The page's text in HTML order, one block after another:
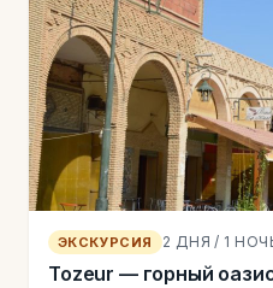
ЭКСКУРСИЯ 2 ДНЯ / 1
Tozeur — горный